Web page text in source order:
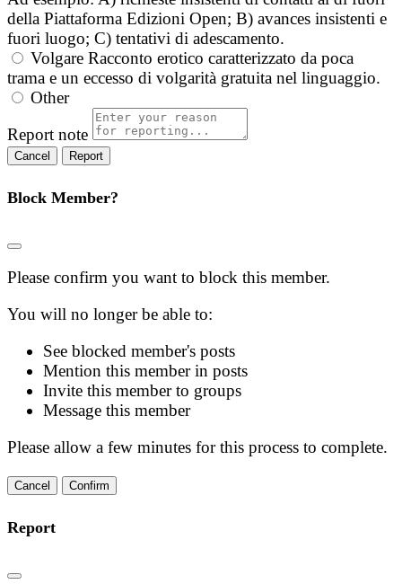
della Piattaforma Edizioni Open; B) avances insistenti e
fuori luogo; C) tentativi di adescamento.
Volgare Racconto erotico caratterizzato da poca
trama e un eccesso di volgarità gratuita nel linguaggio.
Other
Report note
Report
Block Member?
Please confirm you want to block this member.
You will no longer be able to:
See blocked member's posts
Mention this member in posts
Invite this member to groups
Message this member
Please allow a few minutes for this process to complete.
Confirm
Report